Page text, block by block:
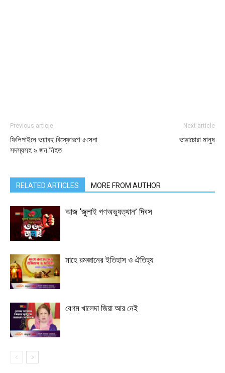
Previous article
ফিলিপাইনে ভয়াবহ বিস্ফোরণে ৫সেনা
সদস্যসহ ৯ জন নিহত
Next article
ভাঙাচোরা মানুষ
RELATED ARTICLES MORE FROM AUTHOR
আজ ‘জুলাই গণঅভ্যুত্থান’ দিবস
মাহে রমজানের ইতিহাস ও ঐতিহ্য
বেগম খালেদা জিয়া আর নেই